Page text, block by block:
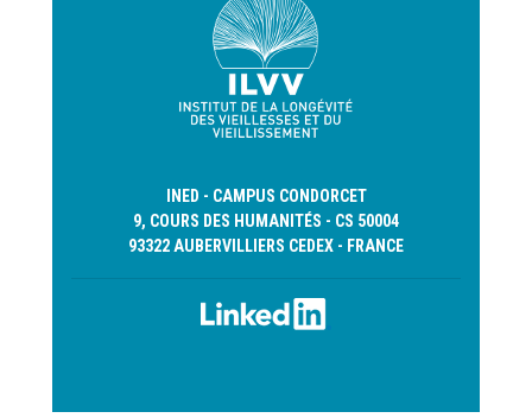
INED - CAMPUS CONDORCET
9, COURS DES HUMANITÉS - CS 50004
93322 AUBERVILLIERS CEDEX - FRANCE